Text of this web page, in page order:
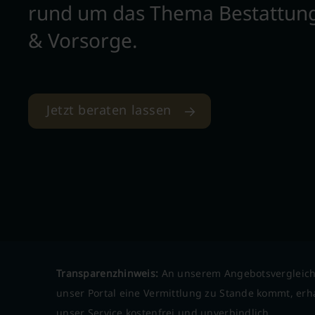
rund um das Thema
& Vorsorge.
Jetzt beraten lassen
Transparenzhinweis: An unserem
unser Portal eine Vermittlung zu Stande kommt,